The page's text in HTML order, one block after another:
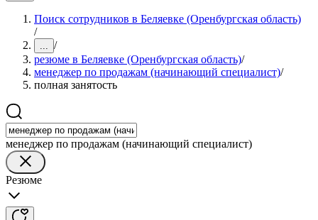
Поиск сотрудников в Беляевке (Оренбургская область)
/
... /
резюме в Беляевке (Оренбургская область)/
менеджер по продажам (начинающий специалист)/
полная занятость
менеджер по продажам (начинающий специалист)
Резюме